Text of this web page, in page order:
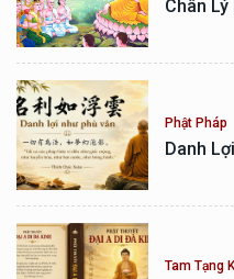
Chân
Phật Pháp
Danh
Tam Tạng